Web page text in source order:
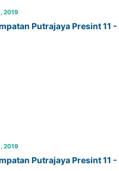
2019
Putrajaya Presint 11
2019
Putrajaya Presint 11